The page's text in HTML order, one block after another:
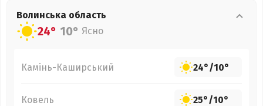
Волинська область
24° 10° Ясно
Камінь-Каширський 24°/10°
Ковель 25°/10°